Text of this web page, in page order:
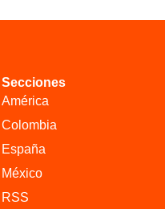
Secciones
América
Colombia
España
México
RSS